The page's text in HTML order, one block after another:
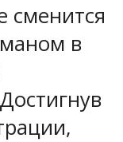
сменится
в